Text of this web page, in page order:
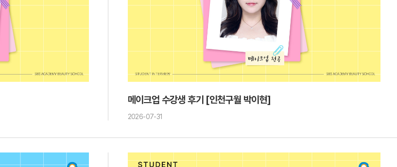
메이크업 수강생 후기 [인천구월 박이현]
2026-07-31